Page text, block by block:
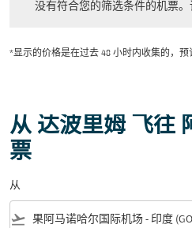
没有符合您的筛选条件的机票。
*显示的价格是在过去 48 小时内收集的，预
从 达波里姆 飞往
票
从
flight_takeoff